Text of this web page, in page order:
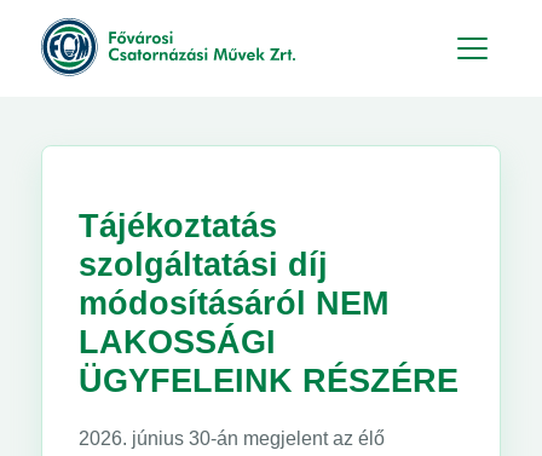
Tájékoztatás
szolgáltatási díj
módosításáról NEM
LAKOSSÁGI
ÜGYFELEINK RÉSZÉRE
2026. június 30-án megjelent az élő